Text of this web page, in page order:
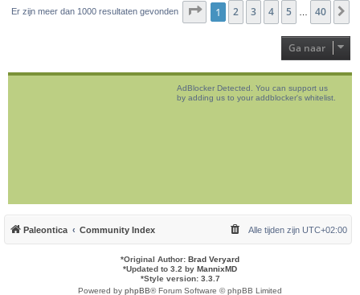
Er zijn meer dan 1000 resultaten gevonden Pagina1 van 40
1 2 3 4 5 40
Ga naar
AdBlocker Detected. You can support us
by adding us to your addblocker's whitelist.
Paleontica Community Index Alle tijden zijn UTC+02:00
*Original Author: Brad Veryard
*Updated to 3.2 by MannixMD
*Style version: 3.3.7
Powered by phpBB® Forum Software © phpBB Limited